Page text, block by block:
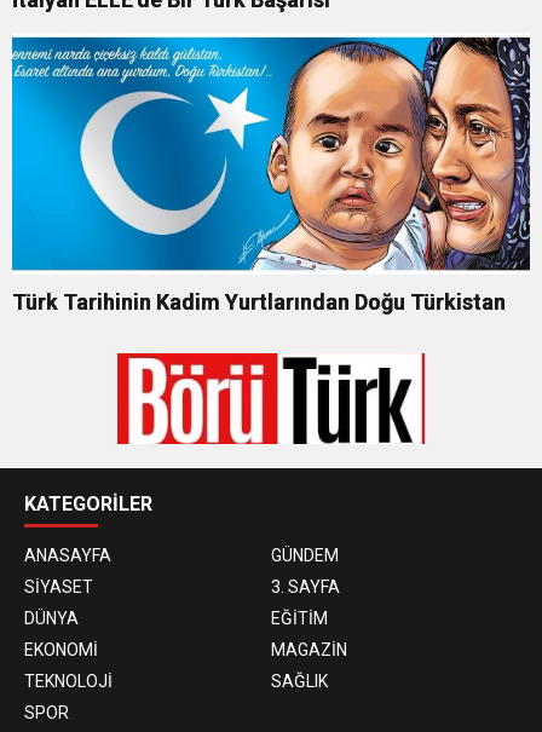
Türk Tarihinin Kadim Yurtlarından Doğu Türkistan
KATEGORİLER
ANASAYFA
GÜNDEM
SİYASET
3. SAYFA
DÜNYA
EĞİTİM
EKONOMİ
MAGAZİN
TEKNOLOJİ
SAĞLIK
SPOR